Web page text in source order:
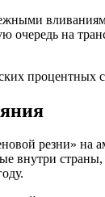
на
процентных
резни»
внутри